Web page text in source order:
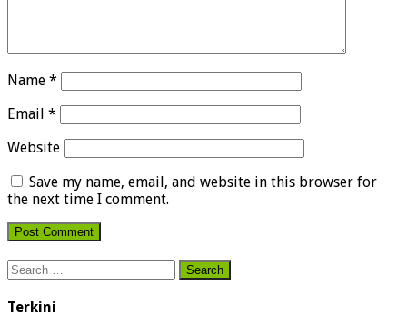
Name *
Email *
Website
Save my name, email, and website in this browser for
the next time I comment.
Search
for:
Terkini